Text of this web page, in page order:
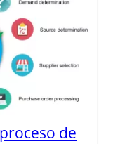
de